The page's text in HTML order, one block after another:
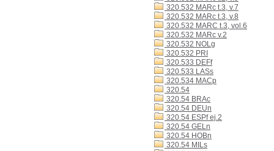
320.532 MARc t.3, v.7
320.532 MARc t.3, v.8
320.532 MARC t.3, vol.6
320.532 MARc v.2
320.532 NOLg
320.532 PRI
320.533 DEFf
320.533 LASs
320.534 MACp
320.54
320.54 BRAc
320.54 DEUn
320.54 ESPf ej.2
320.54 GELn
320.54 HOBn
320.54 MILs